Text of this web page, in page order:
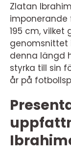
Zlatan
imponerande
195 cm,
genomsnittet
denna längd
styrka till sin
år på